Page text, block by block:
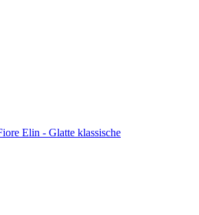
Elin - Glatte klassische